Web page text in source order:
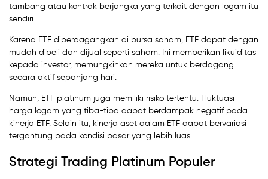
tambang atau kontrak berjangka yang terkait dengan logam itu
sendiri.
Karena ETF diperdagangkan di bursa saham, ETF dapat dengan
mudah dibeli dan dijual seperti saham. Ini memberikan likuiditas
kepada investor, memungkinkan mereka untuk berdagang
secara aktif sepanjang hari.
Namun, ETF platinum juga memiliki risiko tertentu. Fluktuasi
harga logam yang tiba-tiba dapat berdampak negatif pada
kinerja ETF. Selain itu, kinerja aset dalam ETF dapat bervariasi
tergantung pada kondisi pasar yang lebih luas.
Strategi Trading Platinum Populer